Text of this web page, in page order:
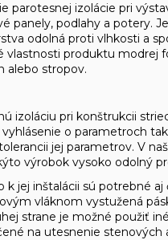
parotesnej izolácie pri
panely, podlahy a potery.
odolná proti vlhkosti a
produktu modrej
alebo stropov.
izoláciu pri konštrukcii
o parametroch
jej parametrov. V
výrobok vysoko odolný
jej inštalácii sú potrebné
vláknom vystužená
strane je možné použiť
na utesnenie